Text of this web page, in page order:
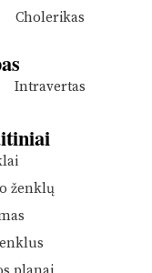
Cholerikas
Intravertas
ženklų